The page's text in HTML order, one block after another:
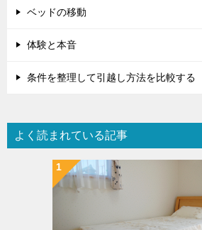
ベッドの移動
体験と本音
条件を整理して引越し方法を比較する
よく読まれている記事